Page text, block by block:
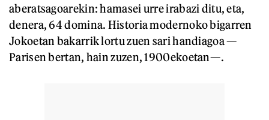
aberatsagoarekin: hamasei urre irabazi ditu, eta,
denera, 64 domina. Historia modernoko bigarren
Jokoetan bakarrik lortu zuen sari handiagoa —
Parisen bertan, hain zuzen, 1900ekoetan—.